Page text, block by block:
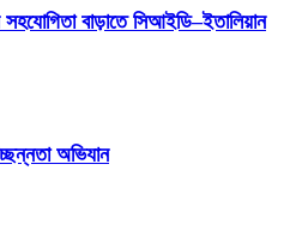
বাড়াতে সিআইডি–ইতালিয়ান
অভিযান